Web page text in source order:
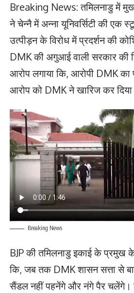
Breaking News: तमिलनाडु में
ने चेन्नै में अन्ना यूनिवर्सिटी की एक
उत्पीड़न के विरोध में प्रदर्शन की
DMK की अगुआई वाली सरकार की
आरोप लगाया कि, आरोपी DMK का
आरोप को DMK ने खारिज कर
Breaking News
BJP की तमिलनाडु इकाई के प्रमुख
कि, जब तक DMK शासन सत्ता से
सैंडल नहीं पहनेंगे और नंगे पैर चलेंगे।